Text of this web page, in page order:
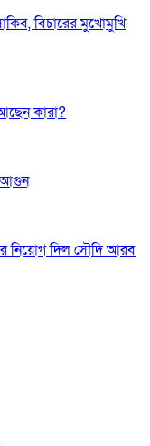
বিচারের মুখোমুখি
কারা?
আগুন
নিয়োগ দিল সৌদি আরব